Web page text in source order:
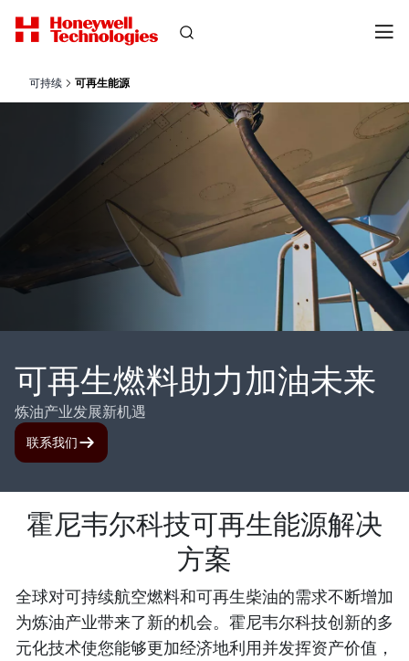
可持续 可再生能源
可再生燃料助力加油未来
炼油产业发展新机遇
联系我们
霍尼韦尔科技可再生能源解决
方案
全球对可持续航空燃料和可再生柴油的需求不断增加
为炼油产业带来了新的机会。霍尼韦尔科技创新的多
元化技术使您能够更加经济地利用并发挥资产价值，